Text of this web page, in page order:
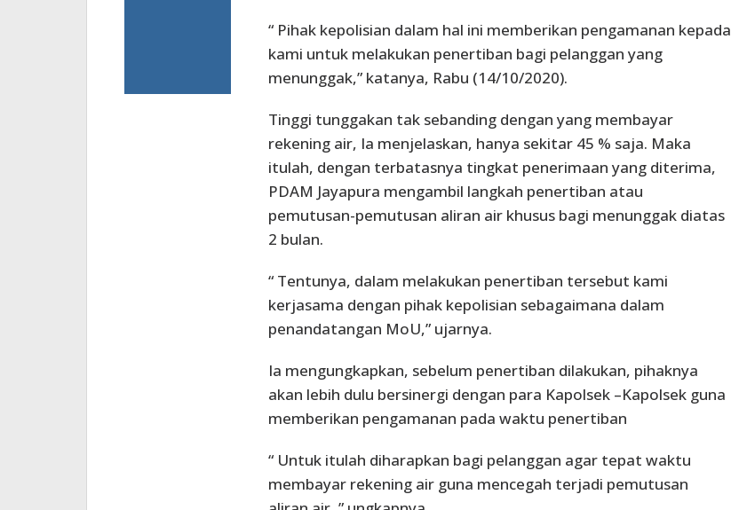
“ Pihak kepolisian dalam hal ini memberikan pengamanan kepada
kami untuk melakukan penertiban bagi pelanggan yang
menunggak,” katanya, Rabu (14/10/2020).
Tinggi tunggakan tak sebanding dengan yang membayar
rekening air, Ia menjelaskan, hanya sekitar 45 % saja. Maka
itulah, dengan terbatasnya tingkat penerimaan yang diterima,
PDAM Jayapura mengambil langkah penertiban atau
pemutusan-pemutusan aliran air khusus bagi menunggak diatas
2 bulan.
“ Tentunya, dalam melakukan penertiban tersebut kami
kerjasama dengan pihak kepolisian sebagaimana dalam
penandatangan MoU,” ujarnya.
Ia mengungkapkan, sebelum penertiban dilakukan, pihaknya
akan lebih dulu bersinergi dengan para Kapolsek –Kapolsek guna
memberikan pengamanan pada waktu penertiban
“ Untuk itulah diharapkan bagi pelanggan agar tepat waktu
membayar rekening air guna mencegah terjadi pemutusan